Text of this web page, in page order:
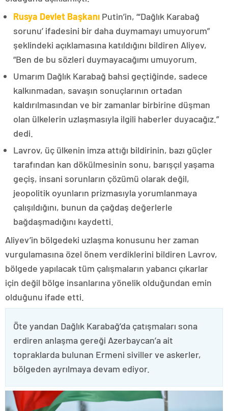
Rusya Devlet Başkanı Putin’in, “‘Dağlık Karabağ
sorunu’ ifadesini bir daha duymamayı umuyorum”
şeklindeki açıklamasına katıldığını bildiren Aliyev,
“Ben de bu sözleri duymayacağımı umuyorum.
Umarım Dağlık Karabağ bahsi geçtiğinde, sadece
kalkınmadan, savaşın sonuçlarının ortadan
kaldırılmasından ve bir zamanlar birbirine düşman
olan ülkelerin uzlaşmasıyla ilgili haberler duyacağız.”
dedi.
Lavrov, üç ülkenin imza attığı bildirinin, bazı güçler
tarafından kan dökülmesinin sonu, barışçıl yaşama
geçiş, insani sorunların çözümü olarak değil,
jeopolitik oyunların prizmasıyla yorumlanmaya
çalışıldığını, bunun da çağdaş değerlerle
bağdaşmadığını kaydetti.
Aliyev’in bölgedeki uzlaşma konusunu her zaman
vurgulamasına özel önem verdiklerini bildiren Lavrov,
bölgede yapılacak tüm çalışmaların yabancı çıkarlar
için değil bölge insanlarına yönelik olduğundan emin
olduğunu ifade etti.
Öte yandan Dağlık Karabağ’da çatışmaları sona
erdiren anlaşma gereği Azerbaycan’a ait
topraklarda bulunan Ermeni siviller ve askerler,
bölgeden ayrılmaya devam ediyor.